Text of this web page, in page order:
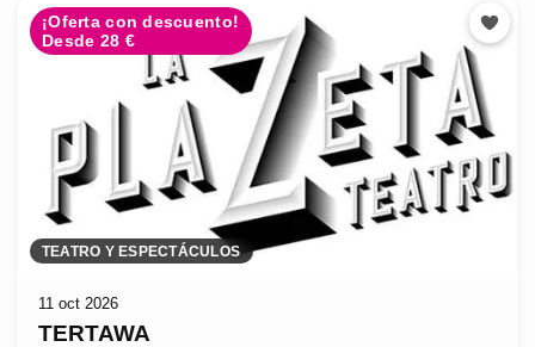
¡Oferta con descuento!
Desde 28 €
TEATRO Y ESPECTÁCULOS
11 oct 2026
TERTAWA